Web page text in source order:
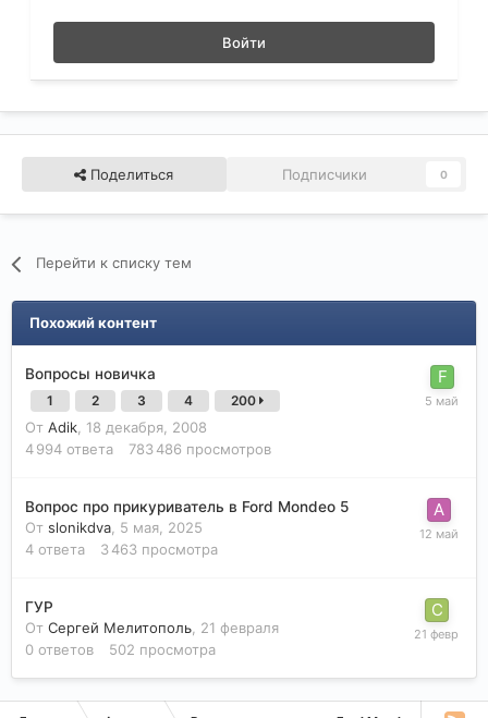
Войти
Поделиться Подписчики 0
Перейти к списку тем
Похожий контент
Вопросы новичка
1 2 3 4 200
От Adik, 18 декабря, 2008
4 994 ответа 783 486 просмотров
Вопрос про прикуриватель в Ford Mondeo 5
От slonikdva, 5 мая, 2025
4 ответа 3 463 просмотра
ГУР
От Сергей Мелитополь, 21 февраля
0 ответов 502 просмотра